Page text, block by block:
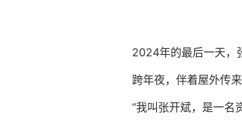
2024年的最后一天，
跨年夜，伴着屋外传
“我叫张开斌，是一名